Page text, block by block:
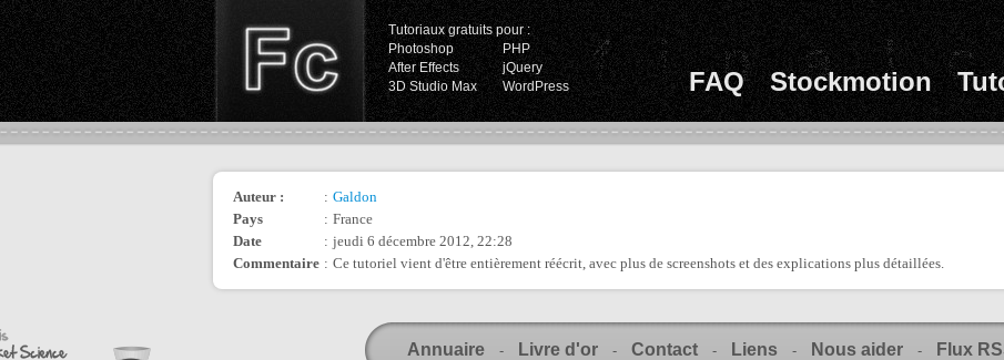
Tutoriaux gratuits pour :
Photoshop
PHP
After Effects
jQuery
3D Studio Max
WordPress FAQ Stockmotion
Auteur : : Galdon
Pays
: France
Date
: jeudi 6 décembre 2012, 22:28
Commentaire : Ce tutoriel vient d'être entièrement réécrit, avec plus de screenshots et des explications plus détaillées.
Annuaire - Livre d'or - Contact - Liens - Nous aider - Flux